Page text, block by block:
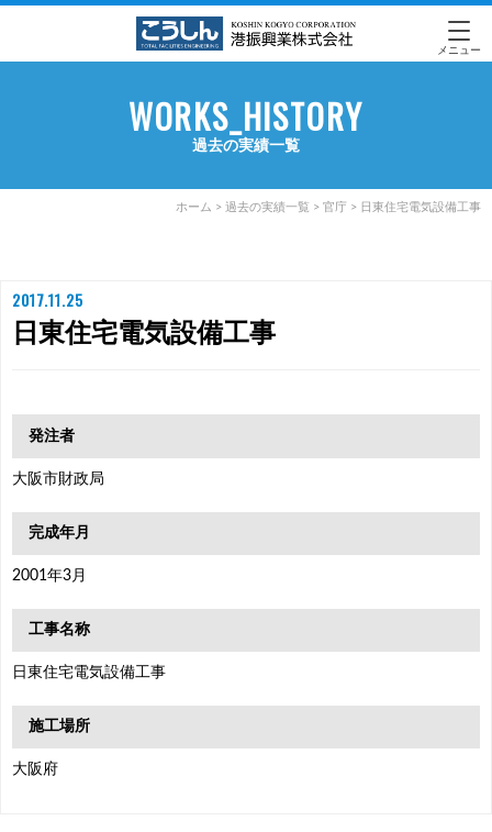
メニュー
WORKS_HISTORY
過去の実績一覧
ホーム > 過去の実績一覧 > 官庁 > 日東住宅電気設備工事
2017.11.25
日東住宅電気設備工事
発注者
大阪市財政局
完成年月
2001年3月
工事名称
日東住宅電気設備工事
施工場所
大阪府